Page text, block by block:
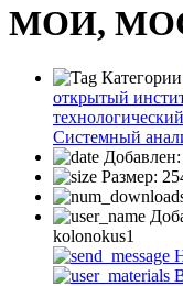
МОИ,
открытый
Системный
Добавлен:
Размер:
kolonokus1